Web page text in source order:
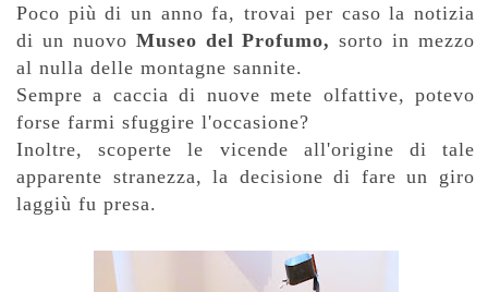
Poco più di un anno fa, trovai per caso la notizia
di un nuovo Museo del Profumo, sorto in mezzo
al nulla delle montagne sannite.
Sempre a caccia di nuove mete olfattive, potevo
forse farmi sfuggire l'occasione?
Inoltre, scoperte le vicende all'origine di tale
apparente stranezza, la decisione di fare un giro
laggiù fu presa.